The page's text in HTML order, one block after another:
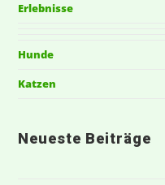
Erlebnisse
Hunde
Katzen
Neueste Beiträge